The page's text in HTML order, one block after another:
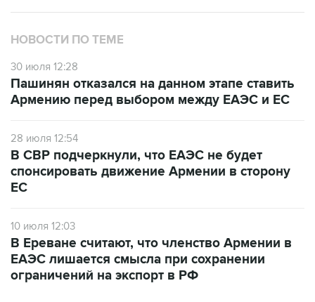
НОВОСТИ ПО ТЕМЕ
30 июля 12:28
Пашинян отказался на данном этапе ставить
Армению перед выбором между ЕАЭС и ЕС
28 июля 12:54
В СВР подчеркнули, что ЕАЭС не будет
спонсировать движение Армении в сторону
ЕС
10 июля 12:03
В Ереване считают, что членство Армении в
ЕАЭС лишается смысла при сохранении
ограничений на экспорт в РФ